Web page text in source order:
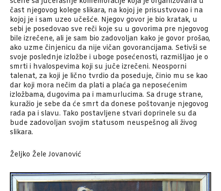
čast njegovog kolege slikara, na kojoj je prisustvovao i na
kojoj je i sam uzeo učešće. Njegov govor je bio kratak, u
sebi je posedovao sve reči koje su u govorima pre njegovog
bile izrečene, ali je sam bio zadovoljan kako je govor prošao,
ako uzme činjenicu da nije vičan govorancijama. Setivši se
svoje poslednje izložbe i uboge posećenosti, razmišljao je o
smrti i hvalospevima koji su juče izrečeni. Neosporni
talenat, za koji je lično tvrdio da poseduje, činio mu se kao
dar koji mora nečim da plati a plaća ga neposećenim
izložbama, dugovima pa i mamurlucima. Sa druge strane,
kuražio je sebe da će smrt da donese poštovanje njegovog
rada pa i slavu. Tako postavljene stvari doprinele su da
bude zadovoljan svojim statusom neuspešnog ali živog
slikara.
Željko Žele Jovanović